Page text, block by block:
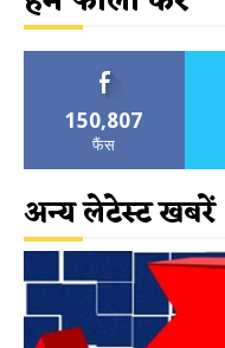
150,807
फैंस
अन्य लेटेस्ट खबरें